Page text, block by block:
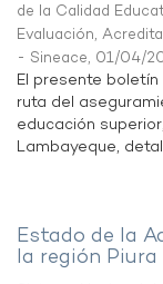
de la Calidad
Evaluación,
- Sineace, 01/04/
El presente
ruta del
educación
Lambayeque,
Estado de la
la región Piura